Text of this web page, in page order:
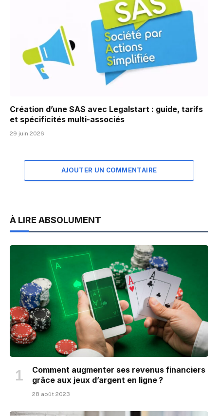
Création d’une SAS avec Legalstart : guide, tarifs
et spécificités multi-associés
29 juin 2026
AJOUTER UN COMMENTAIRE
À LIRE ABSOLUMENT
Comment augmenter ses revenus financiers
grâce aux jeux d’argent en ligne ?
28 août 2023